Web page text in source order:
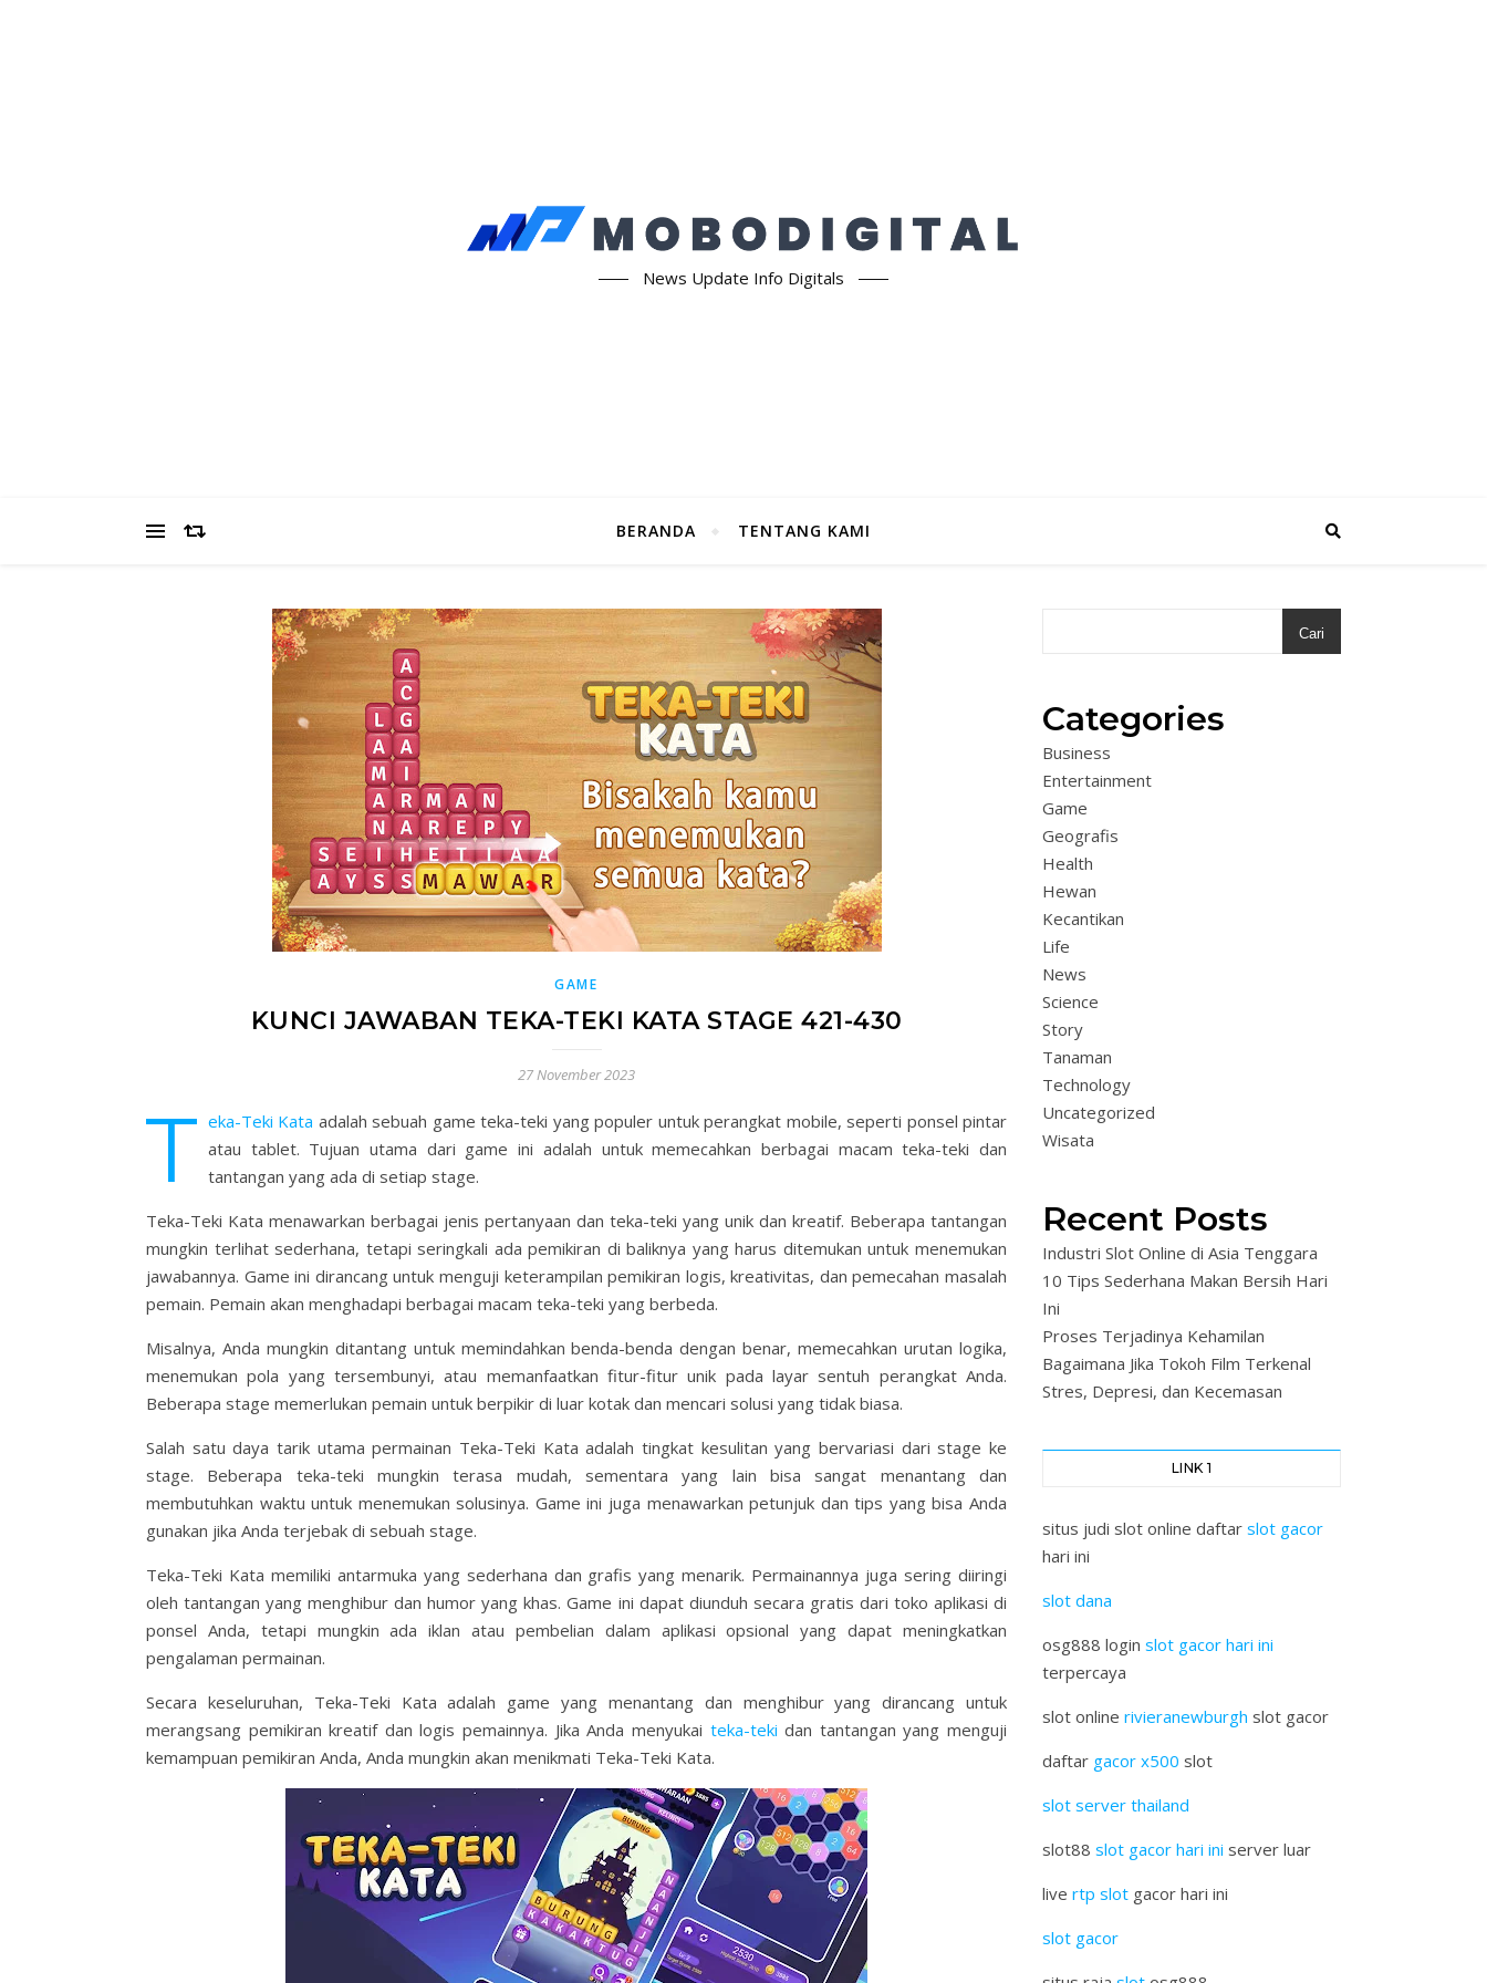
News Update Info Digitals
BERANDA TENTANG KAMI
GAME
KUNCI JAWABAN TEKA-TEKI KATA STAGE 421-430
27 November 2023
T eka-Teki Kata adalah sebuah game teka-teki yang populer untuk perangkat mobile, seperti ponsel pintar
atau tablet. Tujuan utama dari game ini adalah untuk memecahkan berbagai macam teka-teki dan
tantangan yang ada di setiap stage.
Teka-Teki Kata menawarkan berbagai jenis pertanyaan dan teka-teki yang unik dan kreatif. Beberapa tantangan
mungkin terlihat sederhana, tetapi seringkali ada pemikiran di baliknya yang harus ditemukan untuk menemukan
jawabannya. Game ini dirancang untuk menguji keterampilan pemikiran logis, kreativitas, dan pemecahan masalah
pemain. Pemain akan menghadapi berbagai macam teka-teki yang berbeda.
Misalnya, Anda mungkin ditantang untuk memindahkan benda-benda dengan benar, memecahkan urutan logika,
menemukan pola yang tersembunyi, atau memanfaatkan fitur-fitur unik pada layar sentuh perangkat Anda.
Beberapa stage memerlukan pemain untuk berpikir di luar kotak dan mencari solusi yang tidak biasa.
Salah satu daya tarik utama permainan Teka-Teki Kata adalah tingkat kesulitan yang bervariasi dari stage ke
stage. Beberapa teka-teki mungkin terasa mudah, sementara yang lain bisa sangat menantang dan
membutuhkan waktu untuk menemukan solusinya. Game ini juga menawarkan petunjuk dan tips yang bisa Anda
gunakan jika Anda terjebak di sebuah stage.
Teka-Teki Kata memiliki antarmuka yang sederhana dan grafis yang menarik. Permainannya juga sering diiringi
oleh tantangan yang menghibur dan humor yang khas. Game ini dapat diunduh secara gratis dari toko aplikasi di
ponsel Anda, tetapi mungkin ada iklan atau pembelian dalam aplikasi opsional yang dapat meningkatkan
pengalaman permainan.
Secara keseluruhan, Teka-Teki Kata adalah game yang menantang dan menghibur yang dirancang untuk
merangsang pemikiran kreatif dan logis pemainnya. Jika Anda menyukai teka-teki dan tantangan yang menguji
kemampuan pemikiran Anda, Anda mungkin akan menikmati Teka-Teki Kata.
Cari
Categories
Business
Entertainment
Game
Geografis
Health
Hewan
Kecantikan
Life
News
Science
Story
Tanaman
Technology
Uncategorized
Wisata
Recent Posts
Industri Slot Online di Asia Tenggara
10 Tips Sederhana Makan Bersih Hari
Ini
Proses Terjadinya Kehamilan
Bagaimana Jika Tokoh Film Terkenal
Stres, Depresi, dan Kecemasan
LINK 1
situs judi slot online daftar slot gacor
hari ini
slot dana
osg888 login slot gacor hari ini
terpercaya
slot online rivieranewburgh slot gacor
daftar gacor x500 slot
slot server thailand
slot88 slot gacor hari ini server luar
live rtp slot gacor hari ini
slot gacor